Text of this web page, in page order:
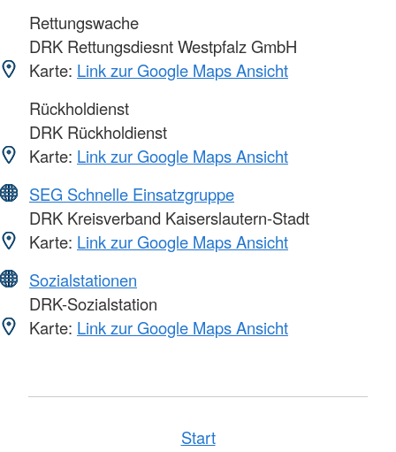
Rettungswache
DRK Rettungsdiesnt Westpfalz GmbH
Karte: Link zur Google Maps Ansicht
Rückholdienst
DRK Rückholdienst
Karte: Link zur Google Maps Ansicht
SEG Schnelle Einsatzgruppe
DRK Kreisverband Kaiserslautern-Stadt
Karte: Link zur Google Maps Ansicht
Sozialstationen
DRK-Sozialstation
Karte: Link zur Google Maps Ansicht
Start